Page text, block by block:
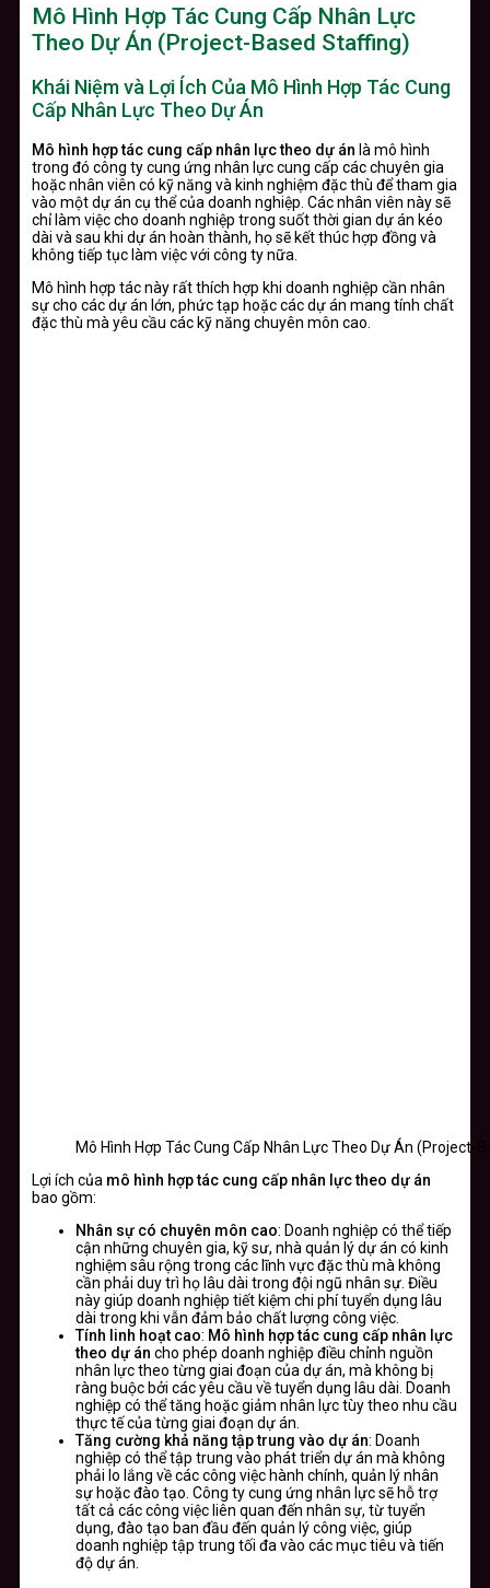
Mô Hình Hợp Tác Cung Cấp Nhân Lực
Theo Dự Án (Project-Based Staffing)
Khái Niệm và Lợi Ích Của Mô Hình Hợp Tác Cung
Cấp Nhân Lực Theo Dự Án
Mô hình hợp tác cung cấp nhân lực theo dự án là mô hình
trong đó công ty cung ứng nhân lực cung cấp các chuyên gia
hoặc nhân viên có kỹ năng và kinh nghiệm đặc thù để tham gia
vào một dự án cụ thể của doanh nghiệp. Các nhân viên này sẽ
chỉ làm việc cho doanh nghiệp trong suốt thời gian dự án kéo
dài và sau khi dự án hoàn thành, họ sẽ kết thúc hợp đồng và
không tiếp tục làm việc với công ty nữa.
Mô hình hợp tác này rất thích hợp khi doanh nghiệp cần nhân
sự cho các dự án lớn, phức tạp hoặc các dự án mang tính chất
đặc thù mà yêu cầu các kỹ năng chuyên môn cao.
Mô Hình Hợp Tác Cung Cấp Nhân Lực Theo Dự Án (Project-
Lợi ích của mô hình hợp tác cung cấp nhân lực theo dự án
bao gồm:
Nhân sự có chuyên môn cao: Doanh nghiệp có thể tiếp
cận những chuyên gia, kỹ sư, nhà quản lý dự án có kinh
nghiệm sâu rộng trong các lĩnh vực đặc thù mà không
cần phải duy trì họ lâu dài trong đội ngũ nhân sự. Điều
này giúp doanh nghiệp tiết kiệm chi phí tuyển dụng lâu
dài trong khi vẫn đảm bảo chất lượng công việc.
Tính linh hoạt cao: Mô hình hợp tác cung cấp nhân lực
theo dự án cho phép doanh nghiệp điều chỉnh nguồn
nhân lực theo từng giai đoạn của dự án, mà không bị
ràng buộc bởi các yêu cầu về tuyển dụng lâu dài. Doanh
nghiệp có thể tăng hoặc giảm nhân lực tùy theo nhu cầu
thực tế của từng giai đoạn dự án.
Tăng cường khả năng tập trung vào dự án: Doanh
nghiệp có thể tập trung vào phát triển dự án mà không
phải lo lắng về các công việc hành chính, quản lý nhân
sự hoặc đào tạo. Công ty cung ứng nhân lực sẽ hỗ trợ
tất cả các công việc liên quan đến nhân sự, từ tuyển
dụng, đào tạo ban đầu đến quản lý công việc, giúp
doanh nghiệp tập trung tối đa vào các mục tiêu và tiến
độ dự án.